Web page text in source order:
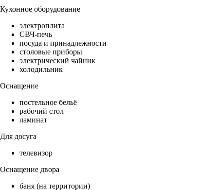
Кухонное оборудование
электроплита
СВЧ-печь
посуда и принадлежности
столовые приборы
электрический чайник
холодильник
Оснащение
постельное бельё
рабочий стол
ламинат
Для досуга
телевизор
Оснащение двора
баня (на территории)